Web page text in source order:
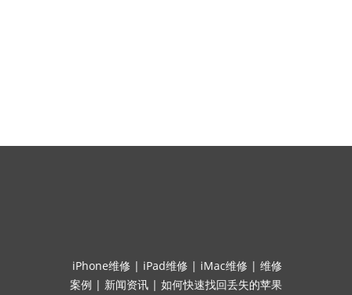
iPhone维修 | iPad维修 | iMac维修 | 维修
案例 | 新闻资讯 | 如何快速找回丢失的苹果